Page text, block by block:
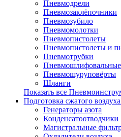
Пневмодрели
Пневмозаклёпочники
Пневмозубило
Пневмомолотки
Пневмопистолеты
Пневмопистолеты и
Пневмотрубки
Пневмошуруповёрты
Шланги
Показать все
Подготовка сжатого
Генераторы азота
Конденсатоотводчики
Магистральные